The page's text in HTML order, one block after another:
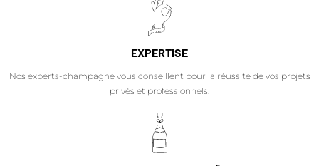
EXPERTISE
Nos experts-champagne vous conseillent pour la réussite de vos projets
privés et professionnels.